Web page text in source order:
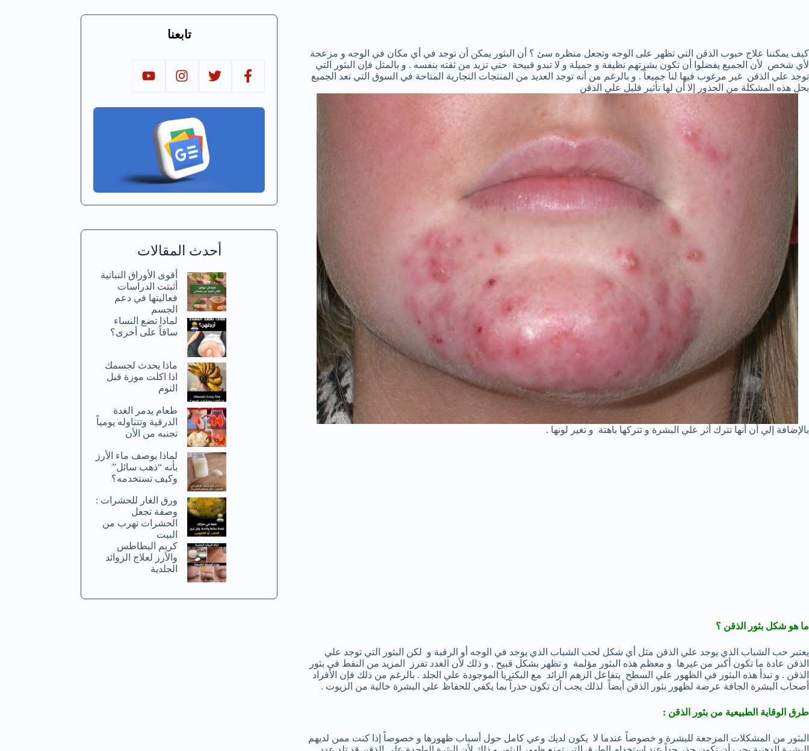
كيف يمكننا علاج حبوب الذقن التي تظهر على الوجه وتجعل منظره سئ ؟ أن البثور يمكن أن توجد في أي مكان في الوجه و مزعجة
لأي شخص لأن الجميع يفضلوا أن تكون بشرتهم نظيفة و جميلة و لا تبدو قبيحة حتي تزيد من ثقته بنفسه . و بالمثل فإن البثور التي
توجد علي الذقن غير مرغوب فيها لنا جميعاً . و بالرغم من أنه توجد العديد من المنتجات التجارية المتاحة في السوق التي تعد الجميع
بحل هذه المشكلة من الجذور إلا أن لها تأثير قليل علي الذقن
بالإضافة إلي أن أنها تترك أثر علي البشرة و تتركها باهتة و تغير لونها .
ما هو شكل بثور الذقن ؟
يعتبر حب الشباب الذي يوجد علي الذقن مثل أي شكل لحب الشباب الذي يوجد في الوجه أو الرقبة و لكن البثور التي توجد علي
الذقن عادة ما تكون أكبر من غيرها و معظم هذه البثور مؤلمة و تظهر بشكل قبيح . و ذلك لأن الغدد تفرز المزيد من النفط في بثور
الذقن . و تبدأ هذه البثور في الظهور علي السطح يتفاعل الزهم الزائد مع البكتريا الموجودة علي الجلد . بالرغم من ذلك فإن الأفراد
أصحاب البشرة الجافة عرضة لظهور بثور الذقن أيضاً لذلك يجب أن تكون حذراً بما يكفي للحفاظ علي البشرة خالية من الزيوت .
طرق الوقاية الطبيعية من بثور الذقن :
البثور من المشكلات المزجعة للبشرة و خصوصاً عندما لا يكون لديك وعي كامل حول أسباب ظهورها و خصوصاً إذا كنت ممن لديهم
تابعنا
أحدث المقالات
أقوى الأوراق النباتية
أثبتت الدراسات
فعاليتها في دعم
الجسم
لماذا تضع النساء
ساقاً على أخرى؟
ماذا يحدث لجسمك
اذا اكلت موزة قبل
النوم
طعام يدمر الغدة
الدرقية وتتناوله يومياً
تجنبه من الأن
لماذا يوصف ماء الأرز
بأنه “ذهب سائل”
وكيف تستخدمه؟
ورق الغار للحشرات :
وصفة تجعل
الحشرات تهرب من
البيت
كريم البطاطس
والأرز لعلاج الزوائد
الجلدية